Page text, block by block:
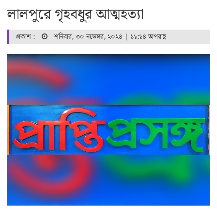
লালপুরে গৃহবধুর আত্মহত্যা
প্রকাশ : শনিবার, ৩০ নভেম্বর, ২০২৪ | ১১:১৪ অপরাহ্ণ